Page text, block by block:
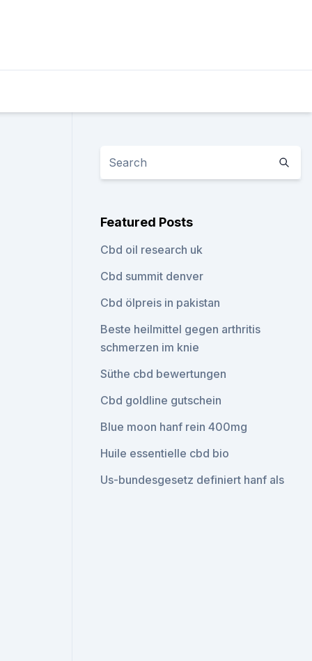
Featured Posts
Cbd oil research uk
Cbd summit denver
Cbd ölpreis in pakistan
Beste heilmittel gegen arthritis
schmerzen im knie
Süthe cbd bewertungen
Cbd goldline gutschein
Blue moon hanf rein 400mg
Huile essentielle cbd bio
Us-bundesgesetz definiert hanf als